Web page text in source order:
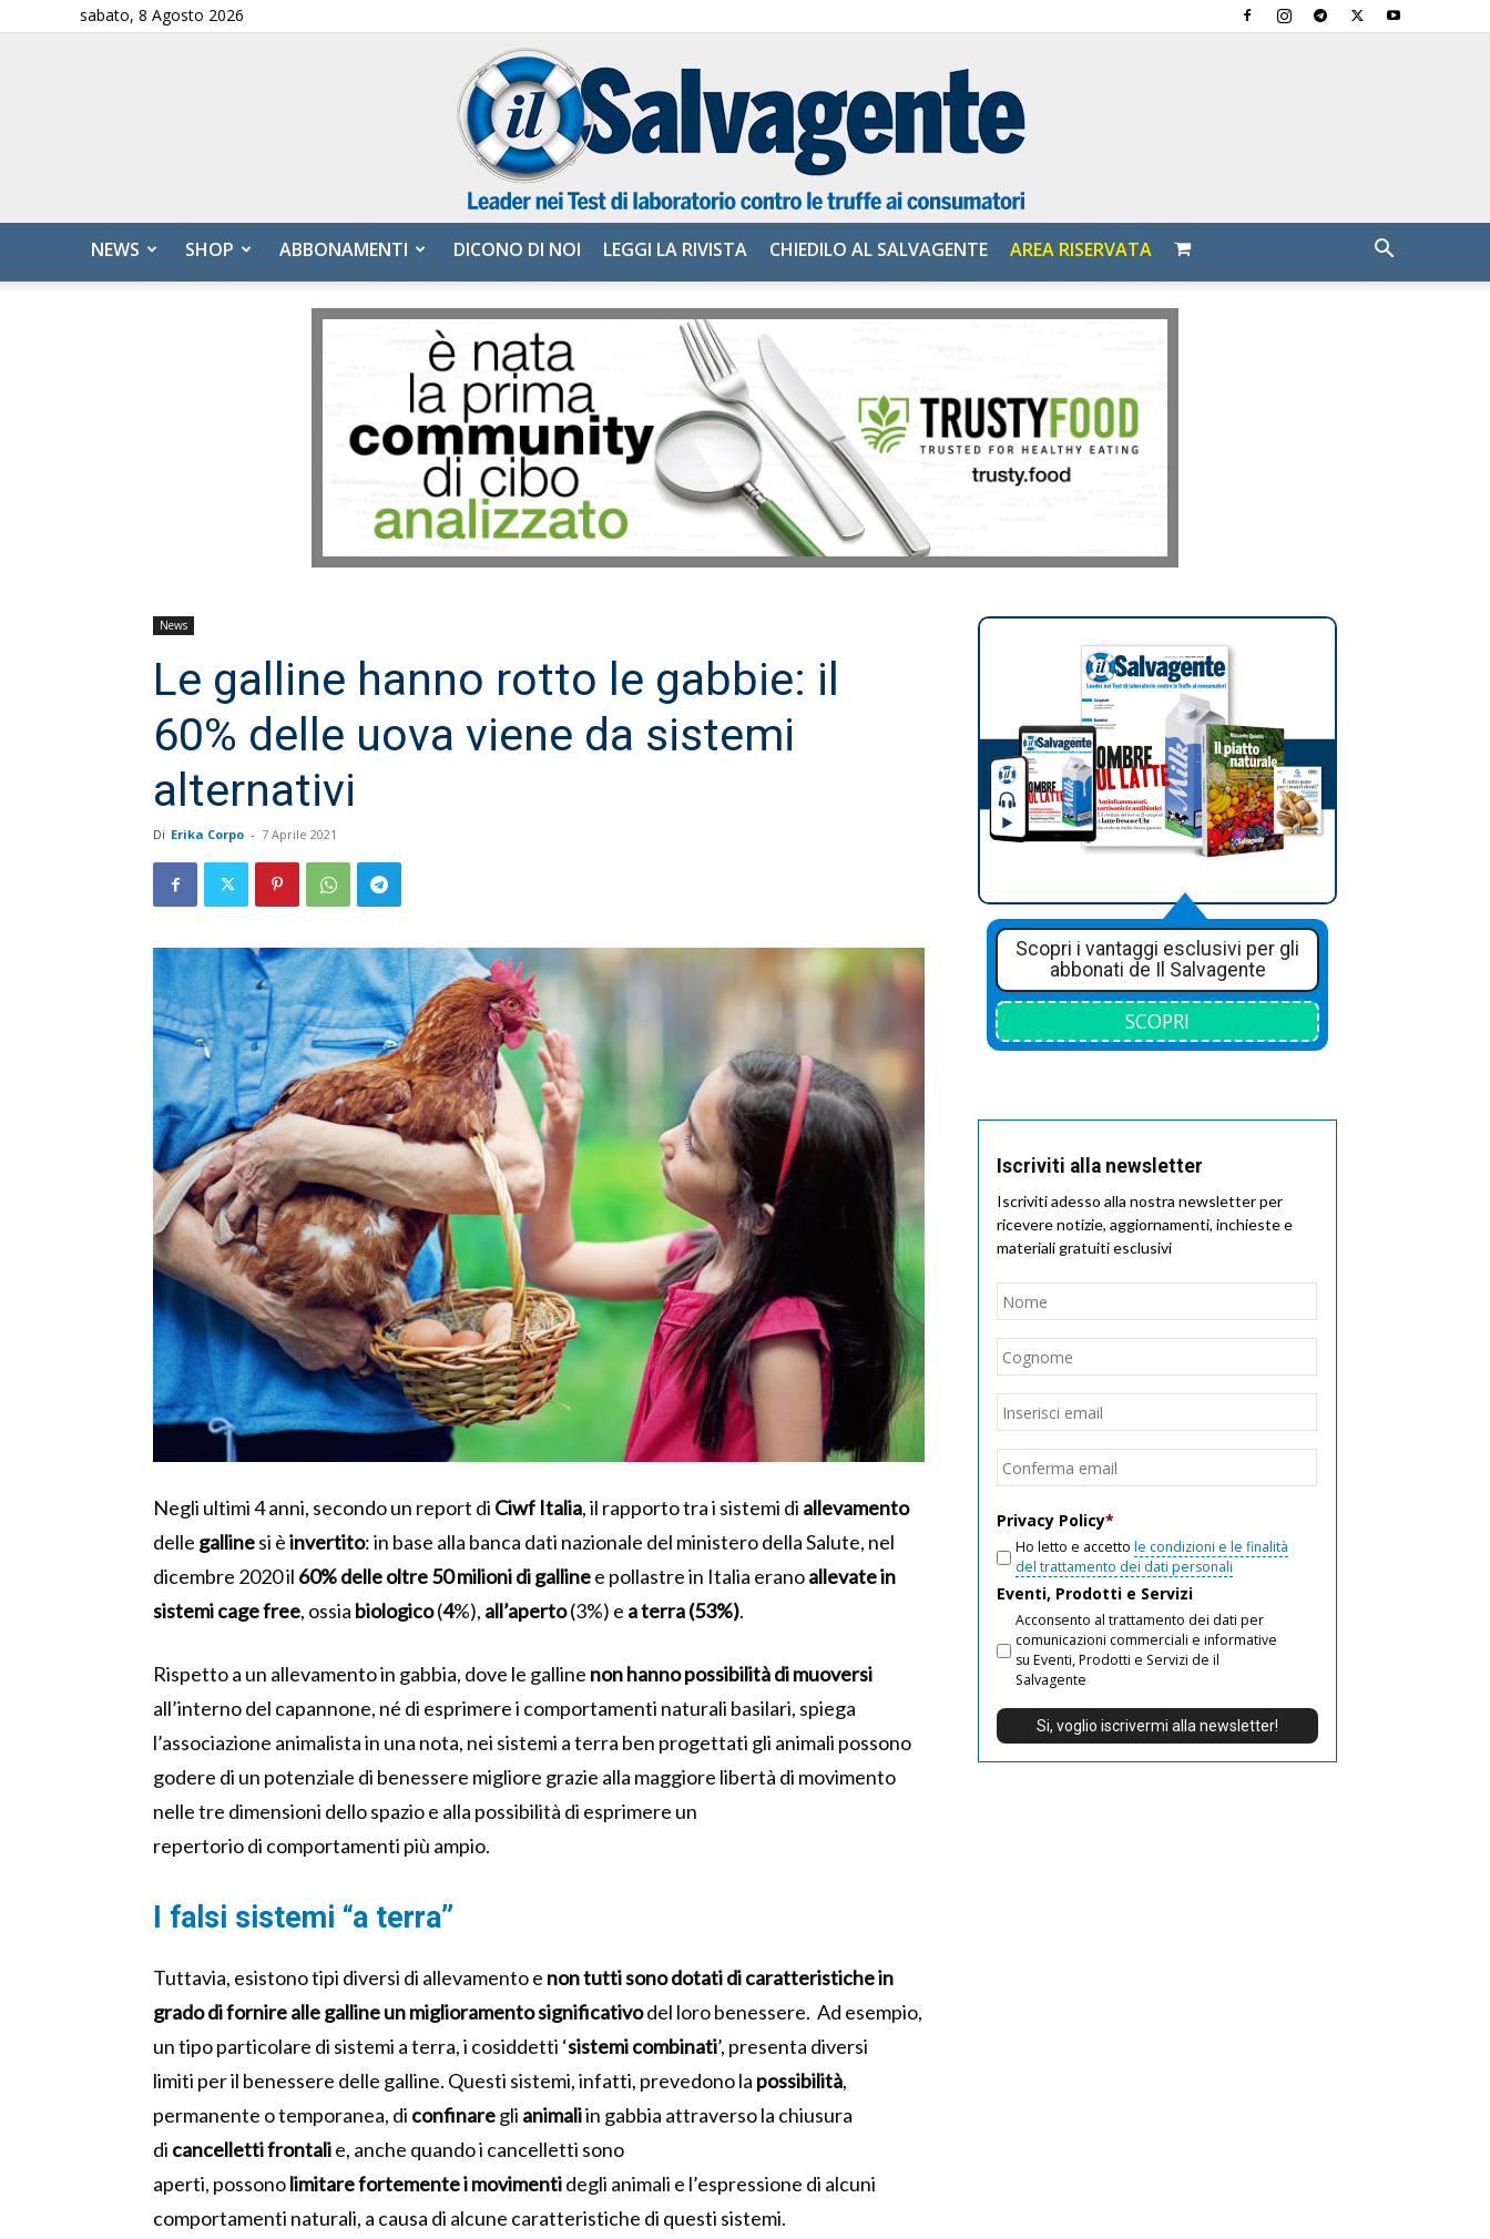
sabato, 8 Agosto 2026
Salvagente
NEWS SHOP ABBONAMENTI DICONO DI NOI LEGGI LA RIVISTA CHIEDILO AL SALVAGENTE AREA RISERVATA
News
Le galline hanno rotto le gabbie: il
60% delle uova viene da sistemi
alternativi
Di Erika Corpo - 7 Aprile 2021
Negli ultimi 4 anni, secondo un report di Ciwf Italia, il rapporto tra i sistemi di allevamento
delle gallinesi èinvertito:in base alla banca dati nazionale del ministero della Salute, nel
dicembre 2020 il 60% delle oltre 50 milioni di gallinee pollastrein Italia eranoallevate in
sistemicagefree, ossia biologico(4%), all’aperto(3%) e a terra (53%).
Rispetto a un allevamento in gabbia, dove le galline non hanno possibilità di muoversi
all’interno del capannone, né di esprimerei comportamenti naturali basilari, spiega
l’associazione animalista in una nota, nei sistemi a terra ben progettati gli animali possono
godere di un potenziale di benessere migliore grazie alla maggiore libertà di movimento
nelle tre dimensioni dello spazio e alla possibilità di esprimere un
repertoriodi comportamenti più ampio.
I falsi sistemi “a terra”
Tuttavia, esistonotipi diversi di allevamentoe non tuttisono dotati dicaratteristichein
grado difornire alle galline un miglioramentosignificativodel loro benessere. Ad esempio,
un tipo particolare di sistemi a terra,i cosiddetti ‘sistemicombinati’, presenta diversi
limiti per il benessere delle galline. Questi sistemi,infatti, prevedono la possibilità,
permanente o temporanea, di confinaregli animaliin gabbia attraversola chiusura
di cancellettifrontalie, anche quando i cancelletti sono
aperti, possonolimitarefortemente i movimentidegli animali e l’espressione di alcuni
comportamenti naturali, a causa di alcune caratteristiche di questi sistemi.
Scopri i vantaggi esclusivi per gli
abbonati de Il Salvagente
SCOPRI
Iscriviti alla newsletter
Iscriviti adesso alla nostra newsletter per
ricevere notizie, aggiornamenti, inchieste e
materiali gratuiti esclusivi
Nome
Email
Privacy Policy*
Ho letto e accetto le condizioni e le finalità
del trattamento dei dati personali
Eventi, Prodotti e Servizi
Acconsento al trattamento dei dati per
comunicazioni commerciali e informative
su Eventi, Prodotti e Servizi de il
Salvagente